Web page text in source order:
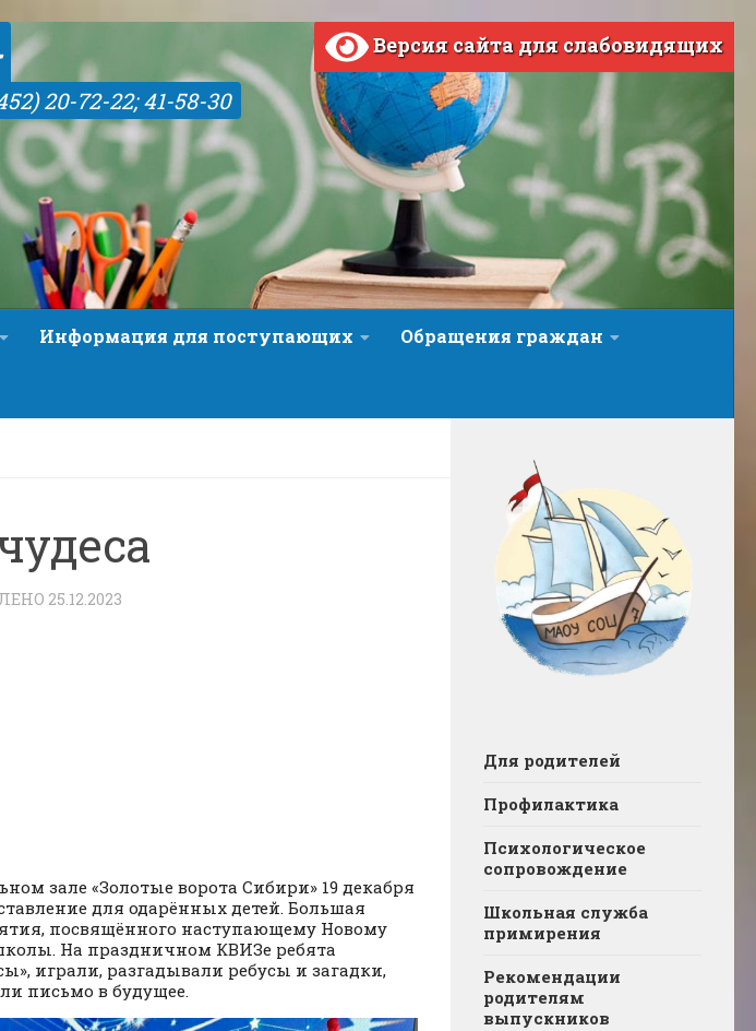
20-72-22; 41-58-30
Версия сайта для слабовидящих
Информация для поступающих Обращения граждан
25.12.2023
зале «Золотые ворота Сибири» 19 декабря
для одарённых детей. Большая
посвящённого наступающему Новому
На праздничном КВИЗе ребята
играли, разгадывали ребусы и загадки,
письмо в будущее.
Для родителей
Профилактика
Психологическое
сопровождение
Школьная служба
примирения
Рекомендации
родителям
выпускников